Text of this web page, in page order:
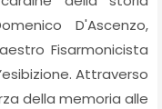
D'Ascenzo,
Fisarmonicista
Attraverso
della memoria alle